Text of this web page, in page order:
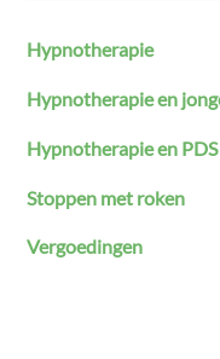
Hypnotherapie
Hypnotherapie en
Hypnotherapie en PDS
Stoppen met roken
Vergoedingen